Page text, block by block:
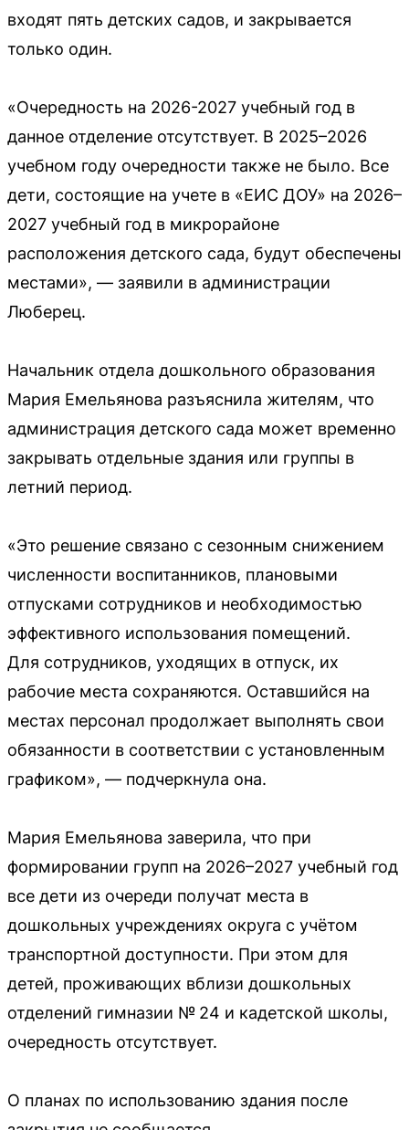
входят пять детских садов, и закрывается
только один.
«Очередность на 2026-2027 учебный год в
данное отделение отсутствует. В 2025–2026
учебном году очередности также не было. Все
дети, состоящие на учете в «ЕИС ДОУ» на 2026–
2027 учебный год в микрорайоне
расположения детского сада, будут обеспечены
местами», — заявили в администрации
Люберец.
Начальник отдела дошкольного образования
Мария Емельянова разъяснила жителям, что
администрация детского сада может временно
закрывать отдельные здания или группы в
летний период.
«Это решение связано с сезонным снижением
численности воспитанников, плановыми
отпусками сотрудников и необходимостью
эффективного использования помещений.
Для сотрудников, уходящих в отпуск, их
рабочие места сохраняются. Оставшийся на
местах персонал продолжает выполнять свои
обязанности в соответствии с установленным
графиком», — подчеркнула она.
Мария Емельянова заверила, что при
формировании групп на 2026–2027 учебный год
все дети из очереди получат места в
дошкольных учреждениях округа с учётом
транспортной доступности. При этом для
детей, проживающих вблизи дошкольных
отделений гимназии № 24 и кадетской школы,
очередность отсутствует.
О планах по использованию здания после